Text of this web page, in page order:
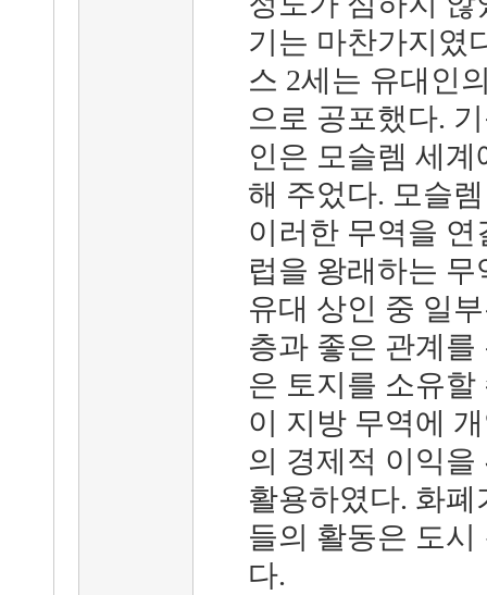
기는 마찬가지였
스 2세는 유대인
으로 공포했다.
인은 모슬렘 세
해 주었다. 모슬
이러한 무역을
럽을 왕래하는
유대 상인 중 일
층과 좋은 관계
은 토지를 소유
이 지방 무역에
의 경제적 이익
활용하였다. 화
들의 활동은 도
다.